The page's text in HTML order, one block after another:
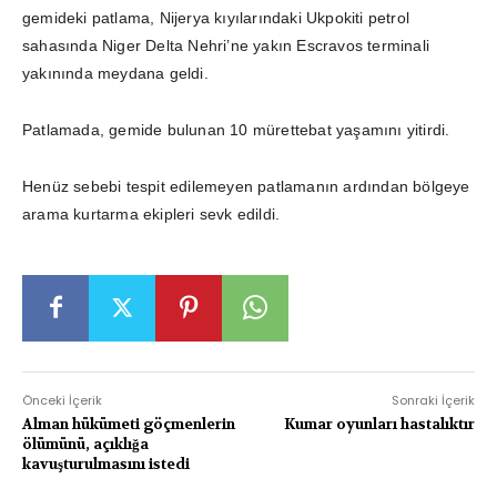
gemideki patlama, Nijerya kıyılarındaki Ukpokiti petrol
sahasında Niger Delta Nehri’ne yakın Escravos terminali
yakınında meydana geldi.
Patlamada, gemide bulunan 10 mürettebat yaşamını yitirdi.
Henüz sebebi tespit edilemeyen patlamanın ardından bölgeye
arama kurtarma ekipleri sevk edildi.
Önceki İçerik
Alman hükümeti göçmenlerin
ölümünü, açıklığa
kavuşturulmasını istedi
Sonraki İçerik
Kumar oyunları hastalıktır